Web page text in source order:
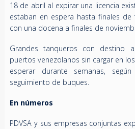
18 de abril al expirar una licencia
estaban en espera hasta finales
con una docena a finales de
Grandes tanqueros con destino
puertos venezolanos sin cargar en
esperar durante semanas,
seguimiento de buques.
En números
PDVSA y sus empresas conjuntas